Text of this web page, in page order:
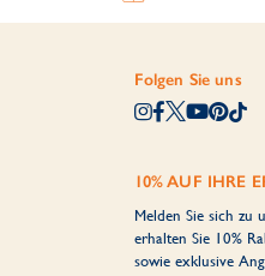
Folgen Sie uns
10% AUF IHRE
Melden Sie sich zu
erhalten Sie 10%
sowie exklusive